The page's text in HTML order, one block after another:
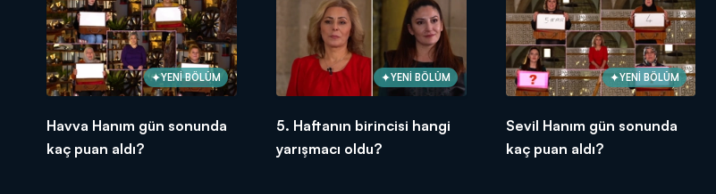
YENİ BÖLÜM
Havva Hanım gün sonunda
kaç puan aldı?
YENİ BÖLÜM
5. Haftanın birincisi hangi
yarışmacı oldu?
YENİ BÖLÜM
Sevil Hanım gün sonunda
kaç puan aldı?